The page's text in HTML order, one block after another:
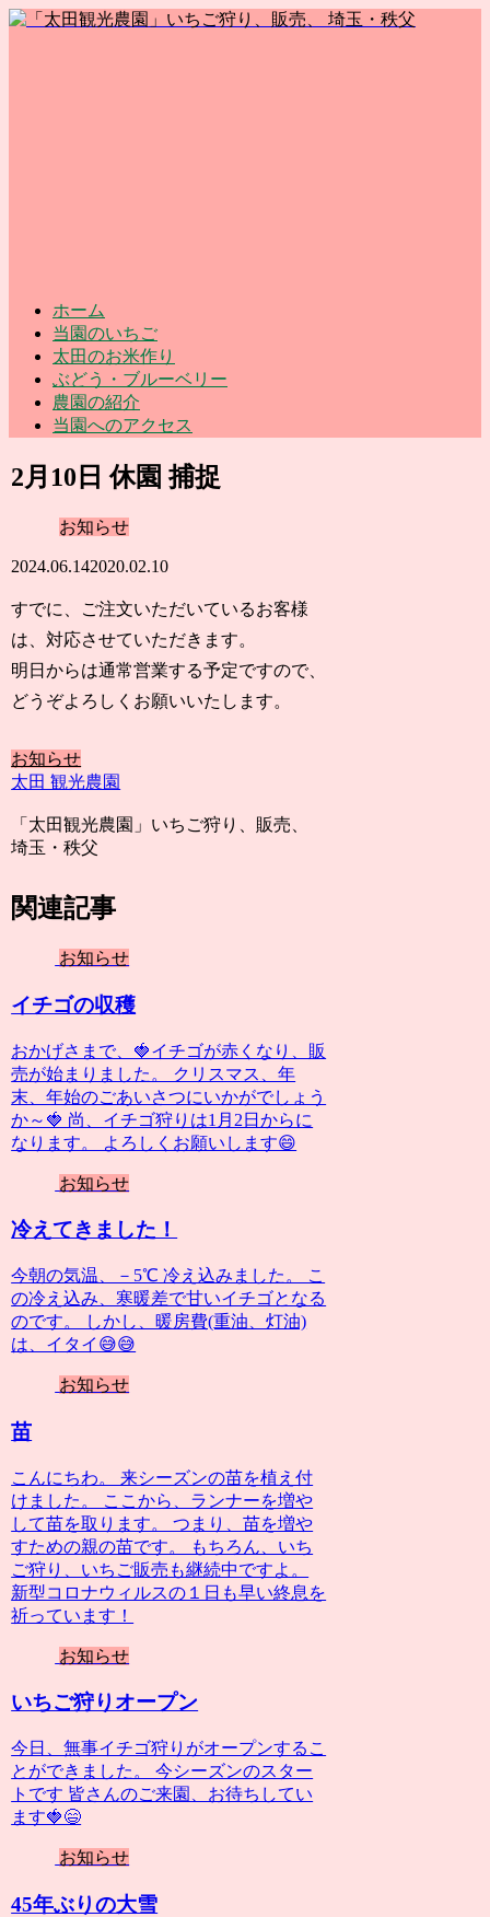
ホーム
当園のいちご
太田のお米作り
ぶどう・ブルーベリー
農園の紹介
当園へのアクセス
2月10日 休園 捕捉
お知らせ
2024.06.142020.02.10
すでに、ご注文いただいているお客様
は、対応させていただきます。
明日からは通常営業する予定ですので、
どうぞよろしくお願いいたします。
お知らせ
太田 観光農園
「太田観光農園」いちご狩り、販売、
埼玉・秩父
関連記事
お知らせ
イチゴの収穫
おかげさまで、🍓イチゴが赤くなり、販
売が始まりました。 クリスマス、年
末、年始のごあいさつにいかがでしょう
か～🍓 尚、イチゴ狩りは1月2日からに
なります。 よろしくお願いします😄
お知らせ
冷えてきました！
今朝の気温、－5℃ 冷え込みました。 こ
の冷え込み、寒暖差で甘いイチゴとなる
のです。 しかし、暖房費(重油、灯油)
は、イタイ😅😅
お知らせ
苗
こんにちわ。 来シーズンの苗を植え付
けました。 ここから、ランナーを増や
して苗を取ります。 つまり、苗を増や
すための親の苗です。 もちろん、いち
ご狩り、いちご販売も継続中ですよ。
新型コロナウィルスの１日も早い終息を
祈っています！
お知らせ
いちご狩りオープン
今日、無事イチゴ狩りがオープンするこ
とができました。 今シーズンのスター
トです 皆さんのご来園、お待ちしてい
ます🍓😄
お知らせ
45年ぶりの大雪